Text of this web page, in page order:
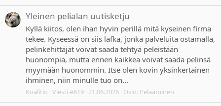
Yleinen pelialan uutisketju
Kyllä kiitos, olen ihan hyvin perillä mitä kyseinen firma
tekee. Kyseessä on siis lafka, jonka palveluita ostamalla,
pelinkehittäjät voivat saada tehtyä peleistään
huonompia, mutta ennen kaikkea voivat saada pelinsä
myymään huonommin. Itse olen kovin yksinkertainen
ihminen, niin minulle tuo on...
Koalitio Viesti #619 21.06.2026 Osio: Pelaaminen